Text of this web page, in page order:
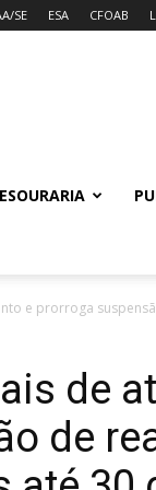
SE ESA CFOAB
e prorroga
de
de